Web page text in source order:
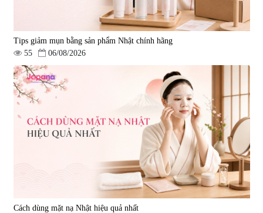
Tips giảm mụn bằng sản phẩm Nhật chính hãng
55
06/08/2026
Cách dùng mặt nạ Nhật hiệu quả nhất